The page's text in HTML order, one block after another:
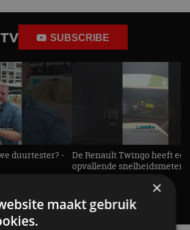
SUBSCRIBE
duurtester? -
De Renault Twingo heeft een
opvallende snelheidsmeter! -
×
maakt gebruik